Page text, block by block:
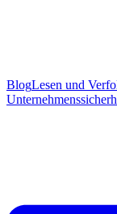
BlogLesen und